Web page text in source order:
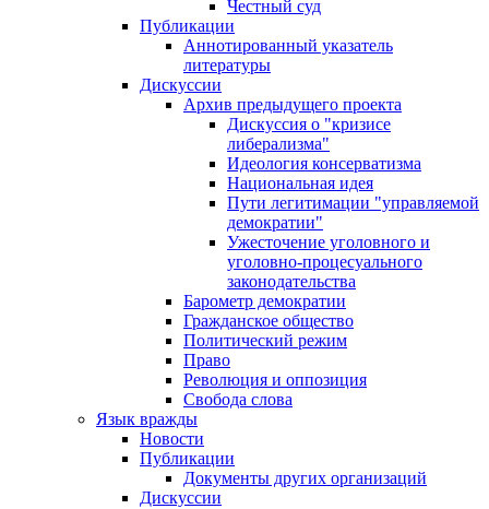
Честный суд
Публикации
Аннотированный указатель
литературы
Дискуссии
Архив предыдущего проекта
Дискуссия о "кризисе
либерализма"
Идеология консерватизма
Национальная идея
Пути легитимации "управляемой
демократии"
Ужесточение уголовного и
уголовно-процесуального
законодательства
Барометр демократии
Гражданское общество
Политический режим
Право
Революция и оппозиция
Свобода слова
Язык вражды
Новости
Публикации
Документы других организаций
Дискуссии